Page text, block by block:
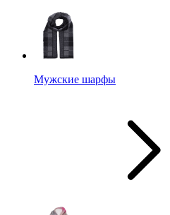
Мужские шарфы